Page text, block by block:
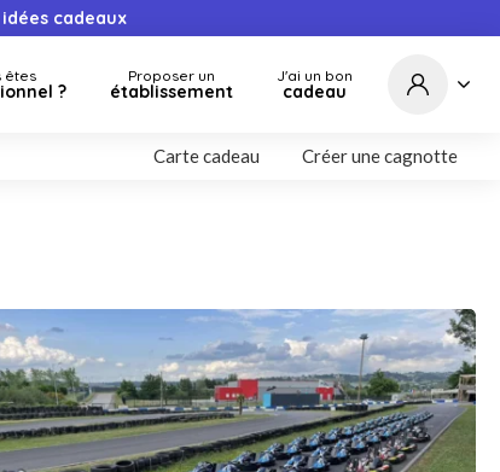
idées cadeaux
êtes
?
Proposer un
établissement
J'ai un bon
cadeau
Carte cadeau Créer une cagnotte